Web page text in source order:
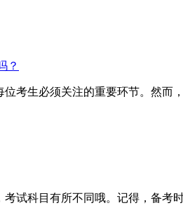
？
考生必须关注的重要环节。然
科目有所不同哦。记得，备考